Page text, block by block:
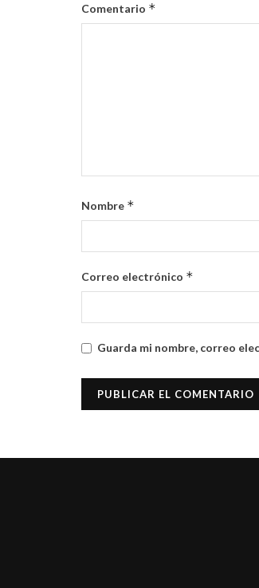
Comentario *
Nombre *
Correo electrónico *
Guarda mi nombre, correo